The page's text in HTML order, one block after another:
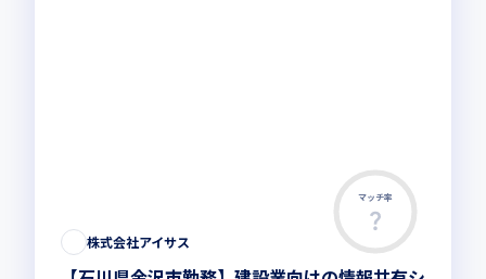
マッチ率
株式会社アイサス